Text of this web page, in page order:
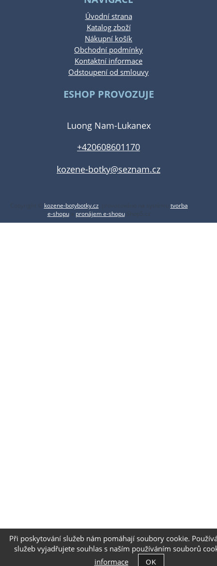
Úvodní strana
Katalog zboží
Nákupní košík
Obchodní podmínky
Kontaktní informace
Odstoupení od smlouvy
ESHOP PROVOZUJE
Luong Nam-Lukanex
+420608601170
kozene-botky@seznam.cz
kozene-botybotky.cz
tvorba
e-shopua pronájem e-shopuShop5.cz
Při poskytování služeb nám pomáhají soubory cookie.
služeb vyjadřujete souhlas s naším používáním souborů
informace